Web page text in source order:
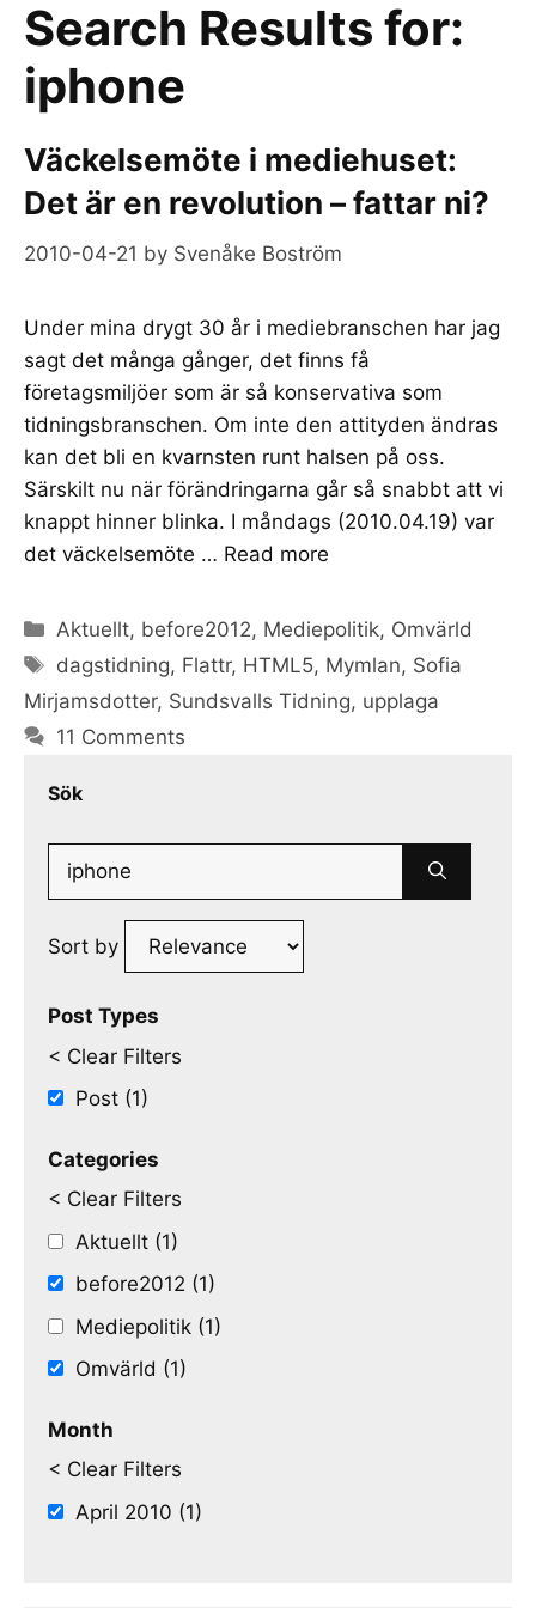
Search Results for:
iphone
Väckelsemöte i mediehuset:
Det är en revolution – fattar ni?
2010-04-21 by Svenåke Boström
Under mina drygt 30 år i mediebranschen har jag
sagt det många gånger, det finns få
företagsmiljöer som är så konservativa som
tidningsbranschen. Om inte den attityden ändras
kan det bli en kvarnsten runt halsen på oss.
Särskilt nu när förändringarna går så snabbt att vi
knappt hinner blinka. I måndags (2010.04.19) var
det väckelsemöte … Read more
Categories
Aktuellt, before2012, Mediepolitik, Omvärld
Tags
dagstidning, Flattr, HTML5, Mymlan, Sofia
Mirjamsdotter, Sundsvalls Tidning, upplaga
11 Comments
Sök
Search
for:
Sort by
Post Types
< Clear Filters
Post (1)
Categories
< Clear Filters
Aktuellt (1)
before2012 (1)
Mediepolitik (1)
Omvärld (1)
Month
< Clear Filters
April 2010 (1)